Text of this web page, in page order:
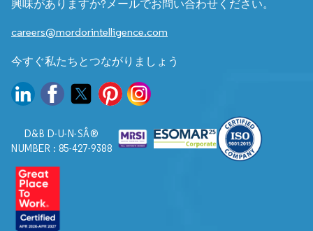
興味がありますか?メールでお問い合わせください。
careers@mordorintelligence.com
今すぐ私たちとつながりましょう
D&B D-U-N-SÂ®
NUMBER : 85-427-9388